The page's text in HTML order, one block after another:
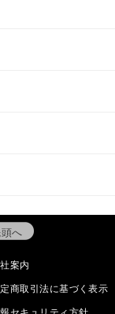
へ
案内
商取引法に基づく表示